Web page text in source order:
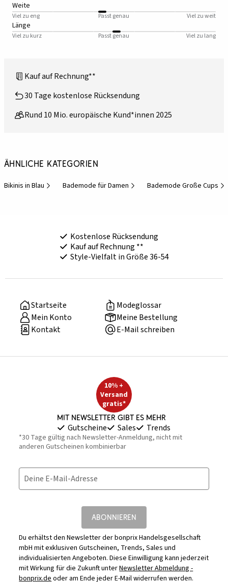
Weite
Viel zu eng Passt genau Viel zu weit
Länge
Viel zu kurz Passt genau Viel zu lang
Kauf auf Rechnung**
30 Tage kostenlose Rücksendung
Rund 10 Mio. europäische Kund*innen 2025
Ähnliche Kategorien
Bikinis in Blau Bademode für Damen Bademode Große Cups
Kostenlose Rücksendung
Kauf auf Rechnung **
Style-Vielfalt in Größe 36-54
Startseite
Modeglossar
Mein Konto
Meine Bestellung
Kontakt
E-Mail schreiben
10% +
Versand
gratis*
Mit Newsletter gibt es mehr
Gutscheine Sales Trends
*30 Tage gültig nach Newsletter-Anmeldung, nicht mit
anderen Gutscheinen kombinierbar
Deine E-Mail-Adresse
ABONNIEREN
Du erhältst den Newsletter der bonprix Handelsgesellschaft
mbH mit exklusiven Gutscheinen, Trends, Sales und
individualisierten Angeboten. Diese Einwilligung kann jederzeit
mit Wirkung für die Zukunft unterNewsletter Abmeldung -
bonprix.deoder am Ende jeder E-Mail widerrufen werden.